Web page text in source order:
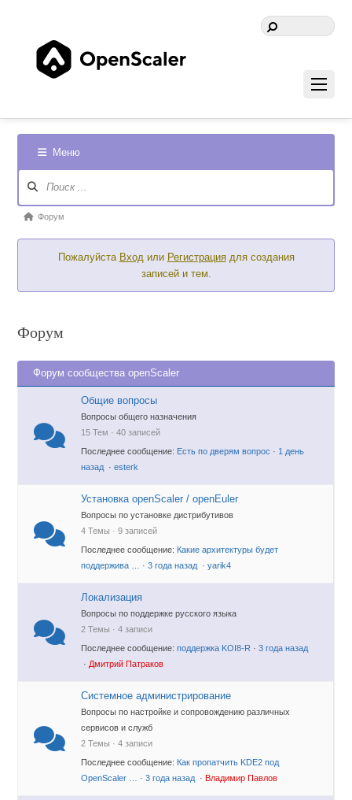
Меню
Форума
ФорумФорум
Пожалуйста Входили Регистрациядля создания
записей и тем.
Форум
Форум сообщества openScaler
Общие вопросы
Вопросы общего назначения
15 Тем · 40 записей
Последнее сообщение: Есть по дверям вопрос · 1 день
назад ·esterk
Установка openScaler / openEuler
Вопросы по установке дистрибутивов
4 Темы · 9 записей
Последнее сообщение: Какие архитектуры будет
поддержива …
·3 года назад ·yarik4
Локализация
Вопросы по поддержке русского языка
2 Темы · 4 записи
Последнее сообщение:поддержка KOI8-R ·3 года назад
· Дмитрий Патраков
Системное администрирование
Вопросы по настройке и сопровождению различных
сервисов и служб
2 Темы · 4 записи
Последнее сообщение: Как пропатчить KDE2 под
OpenScaler …
·3 года назад ·Владимир Павлов